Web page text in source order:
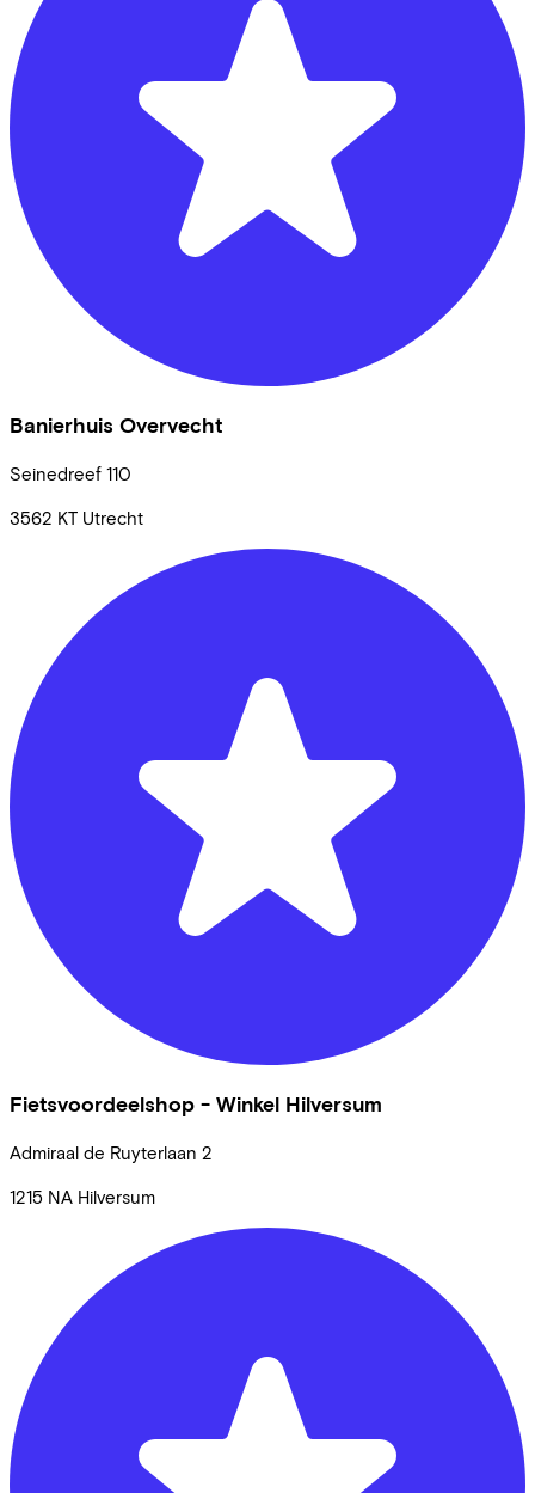
Banierhuis Overvecht
Seinedreef 110
3562 KT Utrecht
Fietsvoordeelshop - Winkel Hilversum
Admiraal de Ruyterlaan 2
1215 NA Hilversum